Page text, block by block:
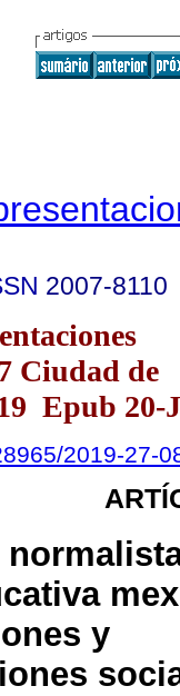
2007-8110
Ciudad de
Epub 20-
2019-27-
y